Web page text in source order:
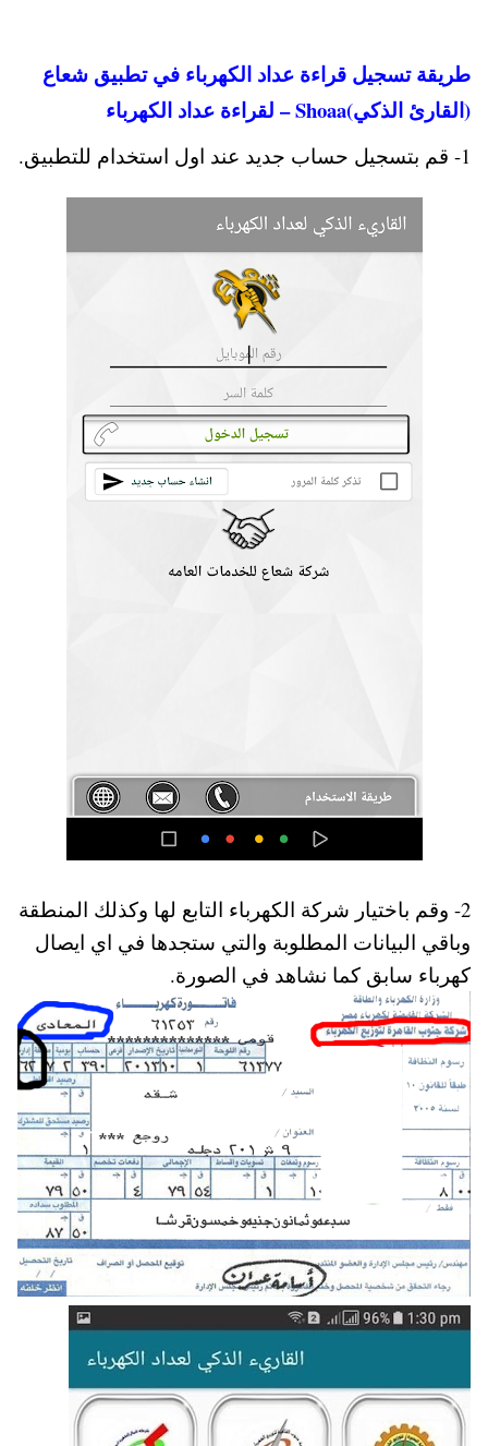
طريقة تسجيل قراءة عداد الكهرباء في تطبيق شعاع
(القارئ الذكي)Shoaa – لقراءة عداد الكهرباء‎
1- قم بتسجيل حساب جديد عند اول استخدام للتطبيق.
2- وقم باختيار شركة الكهرباء التابع لها وكذلك المنطقة
وباقي البيانات المطلوبة والتي ستجدها في اي ايصال
كهرباء سابق كما نشاهد في الصورة.